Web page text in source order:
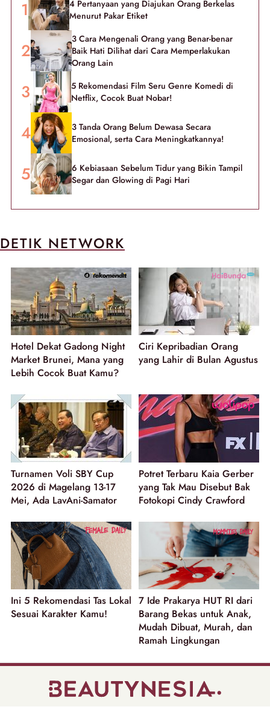
4 Pertanyaan yang Diajukan Orang Berkelas
Menurut Pakar Etiket
3 Cara Mengenali Orang yang Benar-benar
Baik Hati Dilihat dari Cara Memperlakukan
Orang Lain
5 Rekomendasi Film Seru Genre Komedi di
Netflix, Cocok Buat Nobar!
3 Tanda Orang Belum Dewasa Secara
Emosional, serta Cara Meningkatkannya!
6 Kebiasaan Sebelum Tidur yang Bikin Tampil
Segar dan Glowing di Pagi Hari
DETIK NETWORK
Hotel Dekat Gadong Night
Market Brunei, Mana yang
Lebih Cocok Buat Kamu?
Ciri Kepribadian Orang
yang Lahir di Bulan Agustus
Turnamen Voli SBY Cup
2026 di Magelang 13-17
Mei, Ada LavAni-Samator
Potret Terbaru Kaia Gerber
yang Tak Mau Disebut Bak
Fotokopi Cindy Crawford
Ini 5 Rekomendasi Tas Lokal
Sesuai Karakter Kamu!
7 Ide Prakarya HUT RI dari
Barang Bekas untuk Anak,
Mudah Dibuat, Murah, dan
Ramah Lingkungan